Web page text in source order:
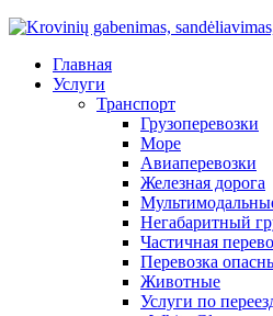
Главная
Услуги
Транспорт
Грузоперевозки
Море
Авиаперевозки
Железная дорога
Негабаритный
Частичная
Перевозка
Животные
Услуги по